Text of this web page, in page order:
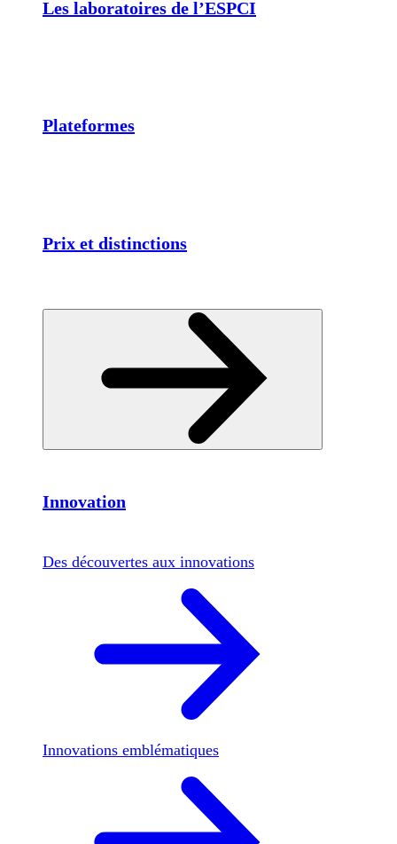
Les laboratoires de l’ESPCI
Plateformes
Prix et distinctions
Innovation
Des découvertes aux innovations
Innovations emblématiques